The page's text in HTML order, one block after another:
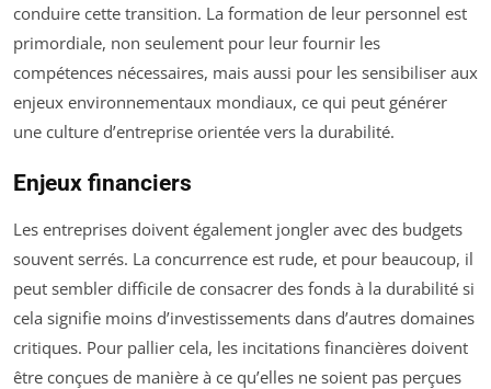
conduire cette transition. La formation de leur personnel est
primordiale, non seulement pour leur fournir les
compétences nécessaires, mais aussi pour les sensibiliser aux
enjeux environnementaux mondiaux, ce qui peut générer
une culture d’entreprise orientée vers la durabilité.
Enjeux financiers
Les entreprises doivent également jongler avec des budgets
souvent serrés. La concurrence est rude, et pour beaucoup, il
peut sembler difficile de consacrer des fonds à la durabilité si
cela signifie moins d’investissements dans d’autres domaines
critiques. Pour pallier cela, les incitations financières doivent
être conçues de manière à ce qu’elles ne soient pas perçues